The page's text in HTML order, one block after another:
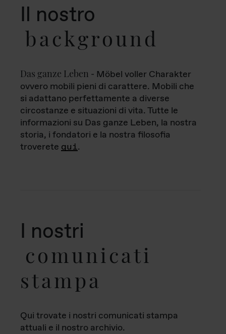
Il nostro
background
Das ganze Leben - Möbel voller Charakter
ovvero mobili pieni di carattere. Mobili che
si adattano perfettamente a diverse
circostanze e situazioni di vita. Tutte le
informazioni su Das ganze Leben, la nostra
storia, i fondatori e la nostra filosofia
troverete qui.
I nostri
comunicati
stampa
Qui trovate i nostri comunicati stampa
attuali e il nostro archivio.